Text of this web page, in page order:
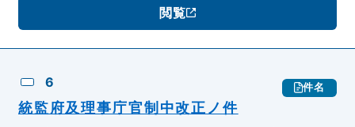
閲覧
6 件名
統監府及理事庁官制中改正ノ件